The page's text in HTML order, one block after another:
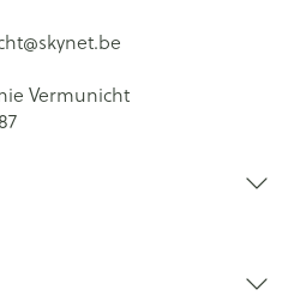
skynet.be
Vermunicht